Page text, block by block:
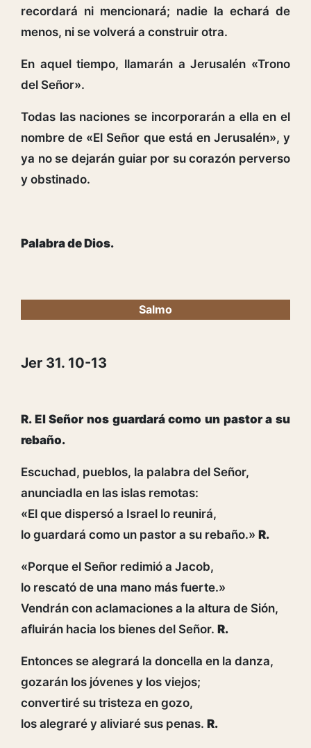
recordará ni mencionará; nadie la echará de
menos, ni se volverá a construir otra.
En aquel tiempo, llamarán a Jerusalén «Trono
del Señor».
Todas las naciones se incorporarán a ella en el
nombre de «El Señor que está en Jerusalén», y
ya no se dejarán guiar por su corazón perverso
y obstinado.
Palabra de Dios.
Salmo
Jer 31. 10-13
R. El Señor nos guardará como un pastor a su
rebaño.
Escuchad, pueblos, la palabra del Señor,
anunciadla en las islas remotas:
«El que dispersó a Israel lo reunirá,
lo guardará como un pastor a su rebaño.» R.
«Porque el Señor redimió a Jacob,
lo rescató de una mano más fuerte.»
Vendrán con aclamaciones a la altura de Sión,
afluirán hacia los bienes del Señor. R.
Entonces se alegrará la doncella en la danza,
gozarán los jóvenes y los viejos;
convertiré su tristeza en gozo,
los alegraré y aliviaré sus penas. R.